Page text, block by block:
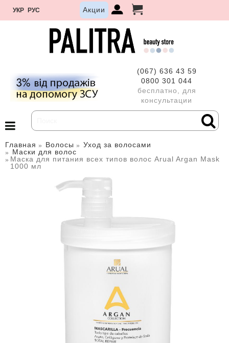
УКР РУС Акции
(067) 636 43 59
0800 301 044
бесплатно, для
консультации
Главная Волосы
Уход за волосами
Маски для волос
Маска для питания всех типов волос Arual Argan Mask
1000 мл